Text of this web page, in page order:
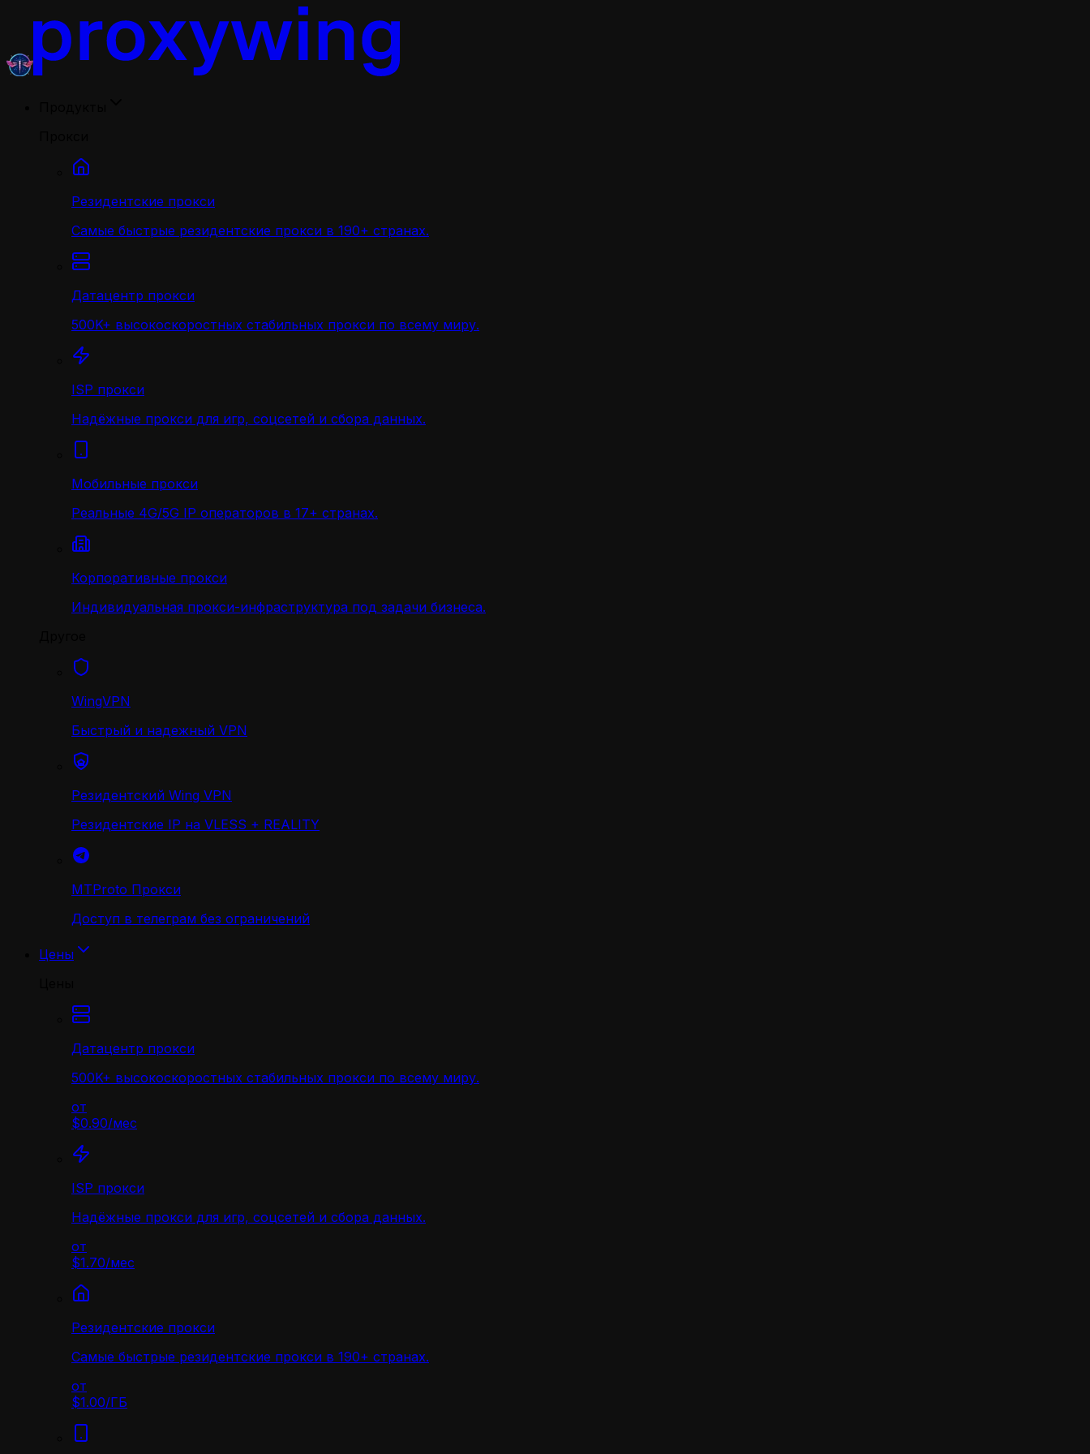
Резидентские прокси
Самые быстрые резидентские прокси в 190+ странах.
Датацентр прокси
500K+ высокоскоростных стабильных прокси по всему миру.
ISP прокси
Надёжные прокси для игр, соцсетей и сбора данных.
Мобильные прокси
Реальные 4G/5G IP операторов в 17+ странах.
Корпоративные прокси
Индивидуальная прокси-инфраструктура под задачи бизнеса.
WingVPN
Быстрый и надежный VPN
Резидентский Wing VPN
Резидентские IP на VLESS + REALITY
MTProto Прокси
Доступ в телеграм без ограничений
Цены
Датацентр прокси
500K+ высокоскоростных стабильных прокси по всему миру.
от
$0.90/мес
ISP прокси
Надёжные прокси для игр, соцсетей и сбора данных.
от
$1.70/мес
Резидентские прокси
Самые быстрые резидентские прокси в 190+ странах.
от
$1.00/ГБ